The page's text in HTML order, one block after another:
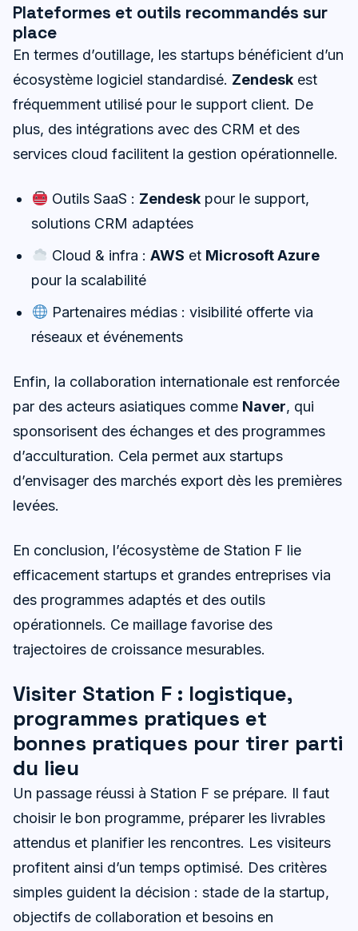
Plateformes et outils recommandés sur
place
En termes d’outillage, les startups bénéficient d’un
écosystème logiciel standardisé. Zendesk est
fréquemment utilisé pour le support client. De
plus, des intégrations avec des CRM et des
services cloud facilitent la gestion opérationnelle.
Outils SaaS : Zendeskpour le support,
solutions CRM adaptées
Cloud & infra : AWS et Microsoft Azure
pour la scalabilité
Partenaires médias : visibilité offerte via
réseaux et événements
Enfin, la collaboration internationale est renforcée
par des acteurs asiatiques comme Naver, qui
sponsorisent des échanges et des programmes
d’acculturation. Cela permet aux startups
d’envisager des marchés export dès les premières
levées.
En conclusion, l’écosystème de Station F lie
efficacement startups et grandes entreprises via
des programmes adaptés et des outils
opérationnels. Ce maillage favorise des
trajectoires de croissance mesurables.
Visiter Station F : logistique,
programmes pratiques et
bonnes pratiques pour tirer parti
du lieu
Un passage réussi à Station F se prépare. Il faut
choisir le bon programme, préparer les livrables
attendus et planifier les rencontres. Les visiteurs
profitent ainsi d’un temps optimisé. Des critères
simples guident la décision : stade de la startup,
objectifs de collaboration et besoins en